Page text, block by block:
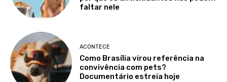
faltar nele
ACONTECE
Como Brasília virou referência na
convivência com pets?
Documentário estreia hoje